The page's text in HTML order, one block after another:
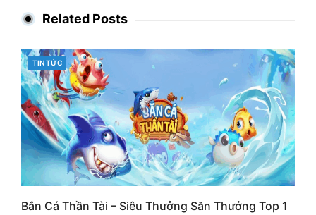
Related Posts
CATEGORIES
TIN TỨC
Bắn Cá Thần Tài – Siêu Thưởng Săn Thưởng Top 1